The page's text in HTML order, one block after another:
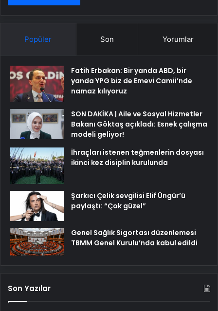
Popüler Son Yorumlar
Fatih Erbakan: Bir yanda ABD, bir
yanda YPG biz de Emevi Camii’nde
namaz kılıyoruz
SON DAKİKA | Aile ve Sosyal Hizmetler
Bakanı Göktaş açıkladı: Esnek çalışma
modeli geliyor!
İhraçları istenen teğmenlerin dosyası
ikinci kez disiplin kurulunda
Şarkıcı Çelik sevgilisi Elif Üngür’ü
paylaştı: “Çok güzel”
Genel Sağlık Sigortası düzenlemesi
TBMM Genel Kurulu’nda kabul edildi
Son Yazılar